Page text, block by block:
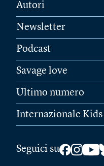
Autori
Newsletter
Podcast
Savage love
Ultimo numero
Internazionale Kids
Seguici su